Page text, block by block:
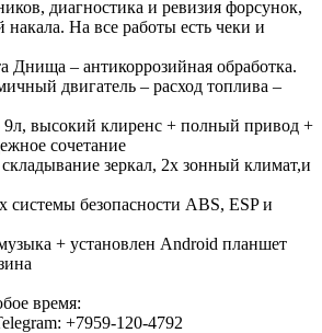
диагностика и ревизия форсунок,
накала. На все работы есть чеки и
Днища – антикоррозийная обработка.
двигатель – расход топлива –
9л, высокий клиренс + полный привод +
сочетание
зеркал, 2х зонный климат,и
безопасности ABS, ESP и
+ установлен Android планшет
время:
+7959-120-4792